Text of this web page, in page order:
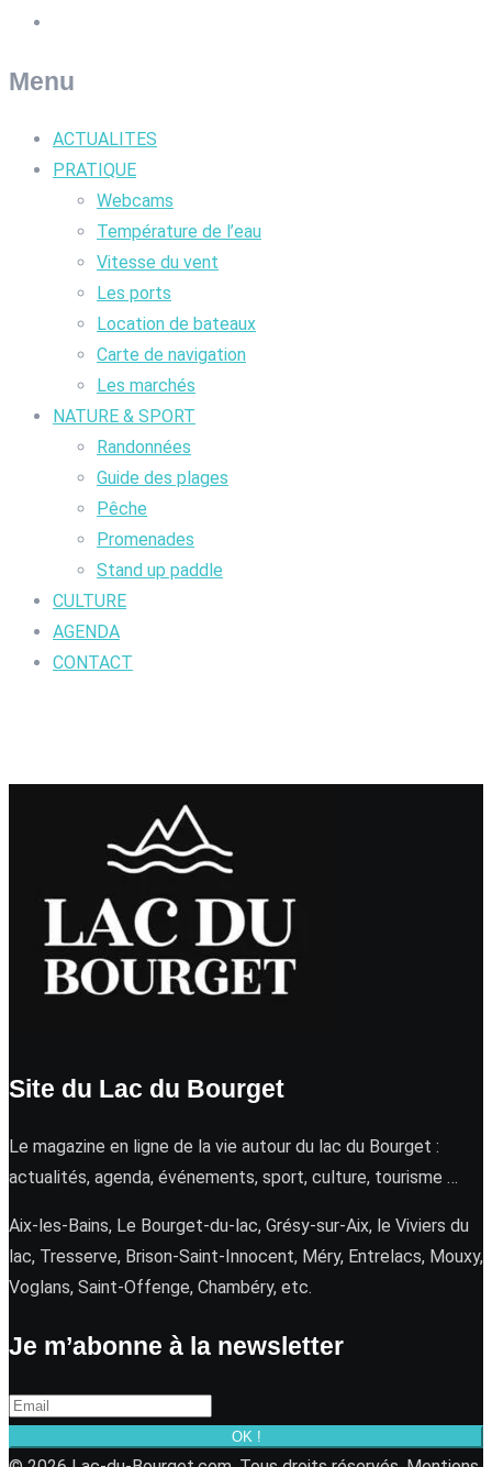
Menu
ACTUALITES
PRATIQUE
Webcams
Température de l’eau
Vitesse du vent
Les ports
Location de bateaux
Carte de navigation
Les marchés
NATURE & SPORT
Randonnées
Guide des plages
Pêche
Promenades
Stand up paddle
CULTURE
AGENDA
CONTACT
Site du Lac du Bourget
Le magazine en ligne de la vie autour du lac du Bourget :
actualités, agenda, événements, sport, culture, tourisme …
Aix-les-Bains, Le Bourget-du-lac, Grésy-sur-Aix, le Viviers du
lac, Tresserve, Brison-Saint-Innocent, Méry, Entrelacs, Mouxy,
Voglans, Saint-Offenge, Chambéry, etc.
Je m’abonne à la newsletter
OK !